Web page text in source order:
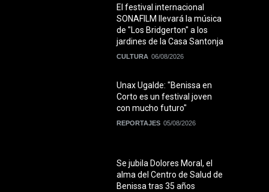
El festival internacional
SONAFILM llevará la música
de "Los Bridgerton" a los
jardines de la Casa Santonja
CULTURA 06/08/2026
Unax Ugalde: "Benissa en
Corto es un festival joven
con mucho futuro"
REPORTAJES 05/08/2026
Se jubila Dolores Moral, el
alma del Centro de Salud de
Benissa tras 35 años